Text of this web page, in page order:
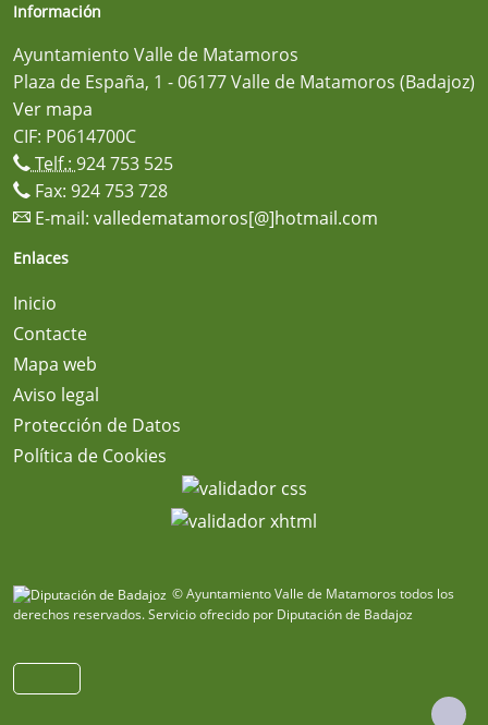
Información
Ayuntamiento Valle de Matamoros
Plaza de España, 1 - 06177 Valle de Matamoros (Badajoz)
Ver mapa
CIF: P0614700C
Telf.: 924 753 525
Fax: 924 753 728
E-mail: valledematamoros[@]hotmail.com
Enlaces
Inicio
Contacte
Mapa web
Aviso legal
Protección de Datos
Política de Cookies
© Ayuntamiento Valle de Matamoros todos los
derechos reservados.Servicio ofrecido por Diputación de Badajoz